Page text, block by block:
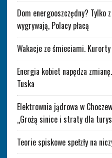
Dom energooszczędny? Tylko
wygrywają, Polacy płacą
Wakacje ze śmieciami.
Energia kobiet napędza
Tuska
Elektrownia jądrowa w
„Grożą sinice i straty dla
Teorie spiskowe spełzły na